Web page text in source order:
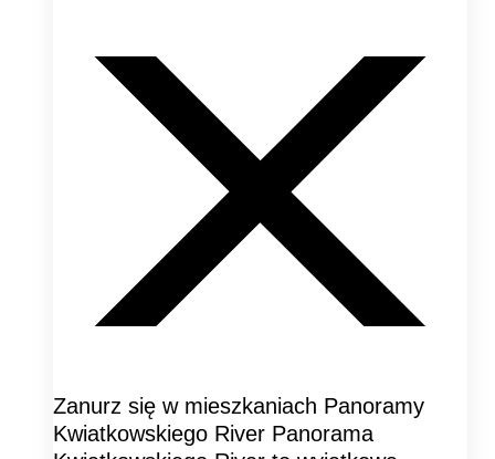
Zanurz się w mieszkaniach Panoramy
Kwiatkowskiego River Panorama